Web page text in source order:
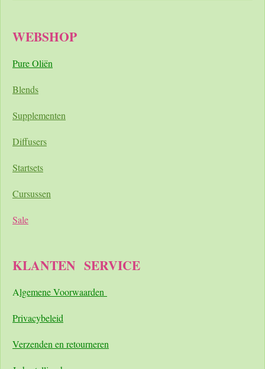
WEBSHOP
Pure Oliën
Blends
Supplementen
Diffusers
Startsets
Cursussen
Sale
KLANTEN SERVICE
Algemene Voorwaarden
Privacybeleid
Verzenden en retourneren